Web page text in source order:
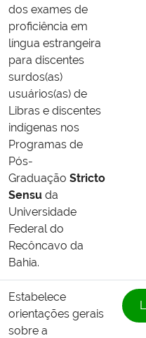
dos exames de
proficiência em
língua estrangeira
para discentes
surdos(as)
usuários(as) de
Libras e discentes
indígenas nos
Programas de
Pós-
Graduação Stricto
Sensu da
Universidade
Federal do
Recôncavo da
Bahia.
Estabelece
orientações gerais
sobre a